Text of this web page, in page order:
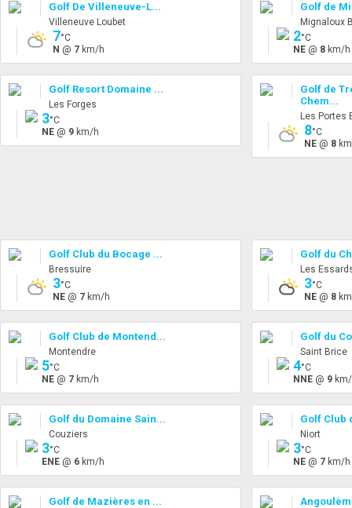
Golf De Villeneuve-L...
Villeneuve Loubet
7°C
N @ 7 km/h
Golf de
Mignaloux
2°C
NE@ 8km/h
Golf Resort Domaine ...
Les Forges
3°C
NE @ 9 km/h
Golf de
Chem...
Les Portes
8°C
NE@ 8
Golf Club du Bocage ...
Bressuire
3°C
NE @ 7 km/h
Golf du
Les
3°C
NE@ 8
Golf Club de Montend...
Montendre
5°C
NE @ 7 km/h
Golf du
Saint Brice
4°C
NNE@ 9
Golf du Domaine Sain...
Couziers
3°C
ENE @ 6 km/h
Golf Club
Niort
3°C
NE@ 7km/h
Golf de Mazières en ...